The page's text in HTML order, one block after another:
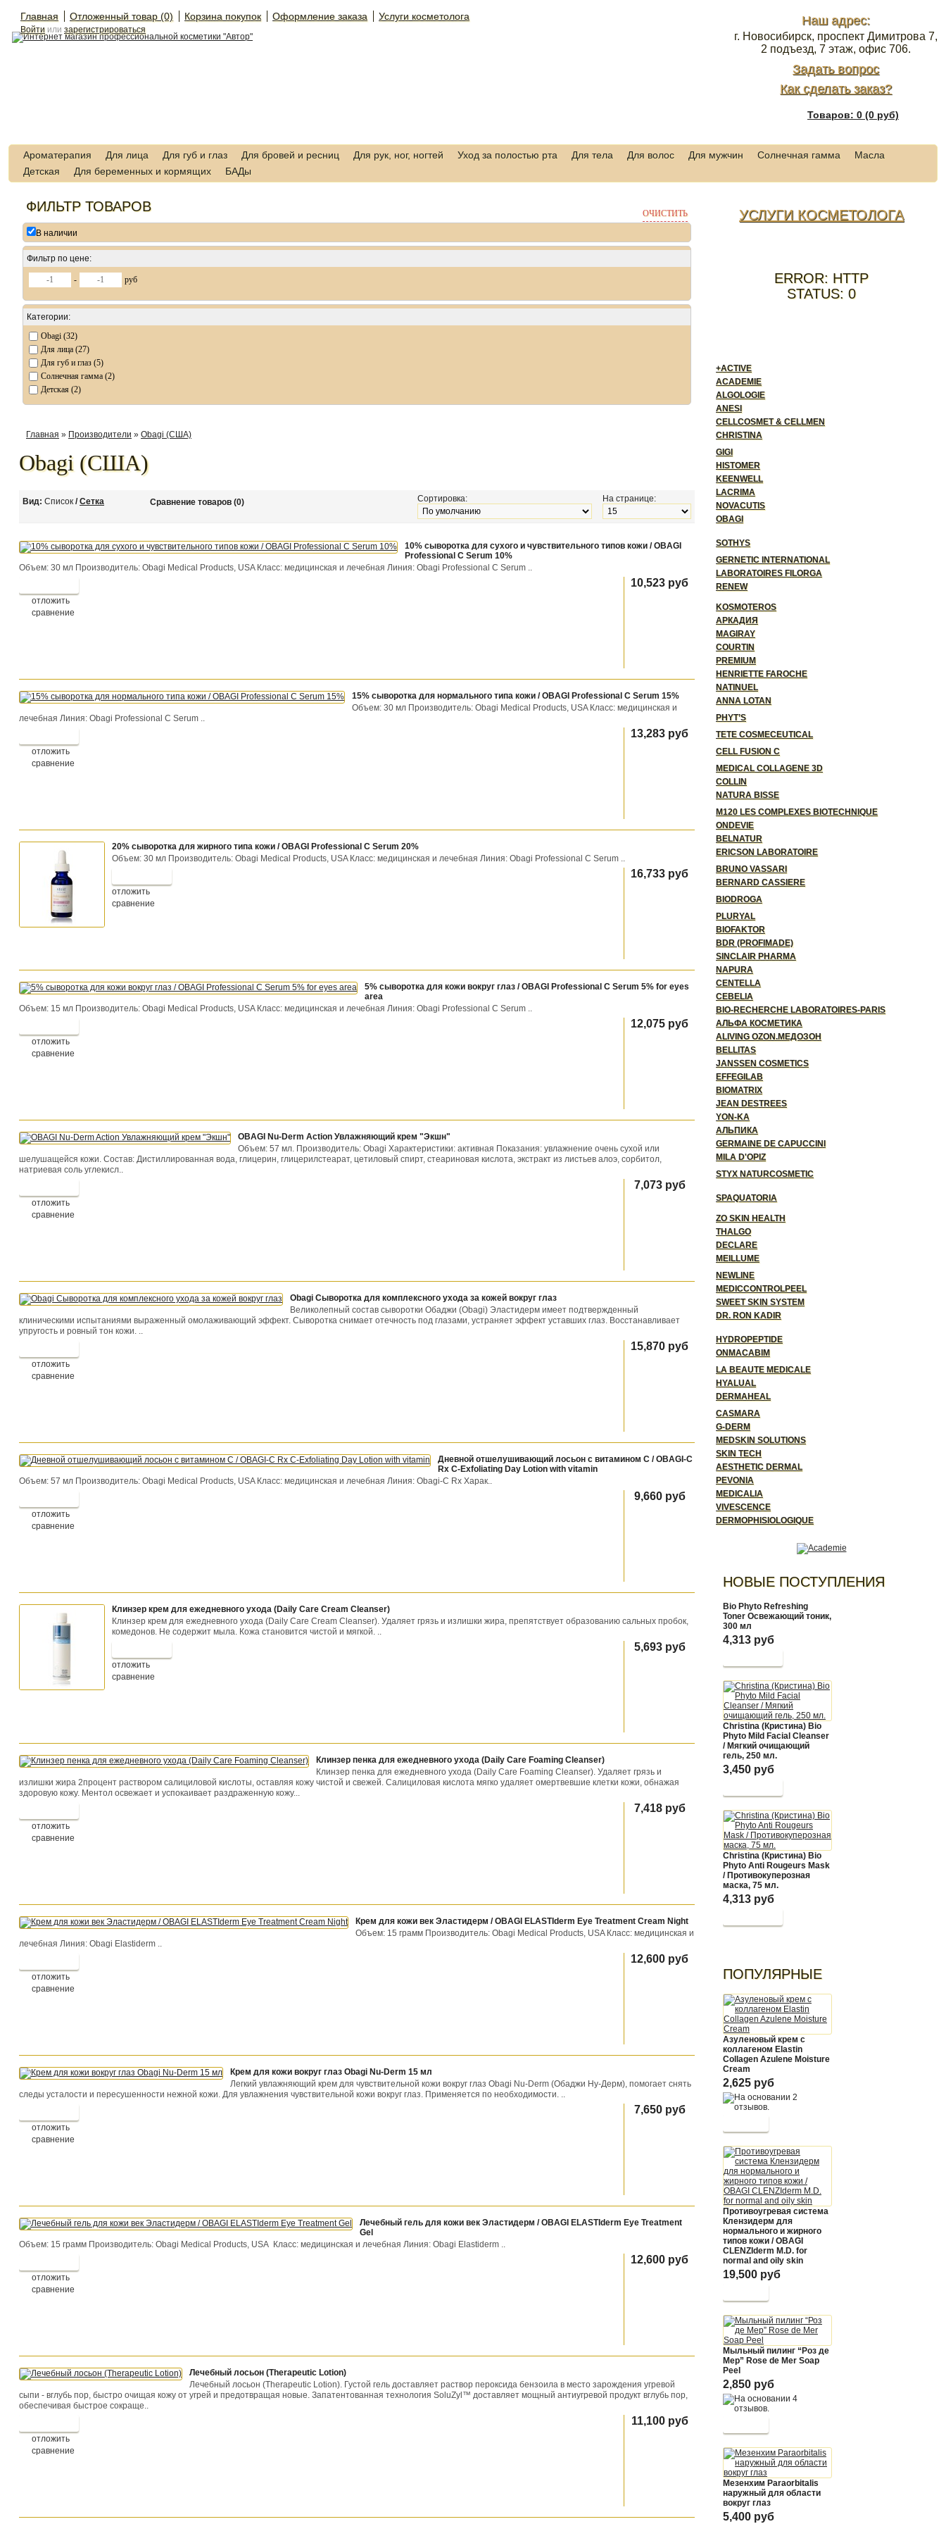
Товаров: 0 (0 руб)
Наш адрес:
г. Новосибирск, проспект Димитрова 7,
2 подъезд, 7 этаж, офис 706.
Задать вопрос
Как сделать заказ?
Войти или зарегистрироваться
Главная Отложенный товар (0) Корзина покупок Оформление заказа Услуги косметолога
Ароматерапия Для лица Для губ и глаз Для бровей и ресниц Для рук, ног, ногтей Уход за полостью рта Для тела Для волос Для мужчин Солнечная гамма
Масла
Детская
Для беременных и кормящих БАДы
ФИЛЬТР ТОВАРОВ
ОЧИСТИТЬ
В наличии
Фильтр по цене:
- руб
Категории:
Obagi (32)
Для лица (27)
Для губ и глаз (5)
Солнечная гамма (2)
Детская (2)
Главная » Производители » Obagi (США)
Obagi (США)
Вид: Список / Сетка На странице:
Сравнение товаров (0) Сортировка:
10% сыворотка для сухого и чувствительного типов кожи / OBAGI
Professional C Serum 10%
Объем: 30 мл Производитель: Obagi Medical Products, USA Класс: медицинская и лечебная Линия: Obagi Professional C Serum ..
10,523 руб
отложить
сравнение
15% сыворотка для нормального типа кожи / OBAGI Professional C Serum 15%
Объем: 30 мл Производитель: Obagi Medical Products, USA Класс: медицинская и
лечебная Линия: Obagi Professional C Serum ..
13,283 руб
отложить
сравнение
20% сыворотка для жирного типа кожи / OBAGI Professional C Serum 20%
Объем: 30 мл Производитель: Obagi Medical Products, USA Класс: медицинская и лечебная Линия: Obagi Professional C Serum ..
16,733 руб
отложить
сравнение
5% сыворотка для кожи вокруг глаз / OBAGI Professional C Serum 5% for eyes
area
Объем: 15 мл Производитель: Obagi Medical Products, USA Класс: медицинская и лечебная Линия: Obagi Professional C Serum ..
12,075 руб
отложить
сравнение
OBAGI Nu-Derm Action Увлажняющий крем "Экшн"
Объем: 57 мл. Производитель: Obagi Характеристики: активная Показания: увлажнение очень сухой или
шелушащейся кожи. Состав: Дистиллированная вода, глицерин, глицерилстеарат, цетиловый спирт, стеариновая кислота, экстракт из листьев алоэ, сорбитол,
натриевая соль углекисл..
7,073 руб
отложить
сравнение
Obagi Сыворотка для комплексного ухода за кожей вокруг глаз
Великолепный состав сыворотки Обаджи (Obagi) Эластидерм имеет подтвержденный
клиническими испытаниями выраженный омолаживающий эффект. Сыворотка снимает отечность под глазами, устраняет эффект уставших глаз. Восстанавливает
упругость и ровный тон кожи. ..
15,870 руб
отложить
сравнение
Дневной отшелушивающий лосьон с витамином С / OBAGI-C
Rx С-Exfoliating Day Lotion with vitamin
Объем: 57 мл Производитель: Obagi Medical Products, USA Класс: медицинская и лечебная Линия: Obagi-С Rx Харак..
9,660 руб
отложить
сравнение
Клинзер крем для ежедневного ухода (Daily Care Cream Cleanser)
Клинзер крем для ежедневного ухода (Daily Care Cream Cleanser). Удаляет грязь и излишки жира, препятствует образованию сальных пробок,
комедонов. Не содержит мыла. Кожа становится чистой и мягкой. ..
5,693 руб
отложить
сравнение
Клинзер пенка для ежедневного ухода (Daily Care Foaming Cleanser)
Клинзер пенка для ежедневного ухода (Daily Care Foaming Cleanser). Удаляет грязь и
излишки жира 2процент раствором салициловой кислоты, оставляя кожу чистой и свежей. Салициловая кислота мягко удаляет омертвевшие клетки кожи, обнажая
здоровую кожу. Ментол освежает и успокаивает раздраженную кожу...
7,418 руб
отложить
сравнение
Крем для кожи век Эластидерм / OBAGI ELASTIderm Eye Treatment Cream Night
Объем: 15 грамм Производитель: Obagi Medical Products, USA Класс: медицинская и
лечебная Линия: Obagi Elastiderm ..
12,600 руб
отложить
сравнение
Крем для кожи вокруг глаз Obagi Nu-Derm 15 мл
Легкий увлажняющий крем для чувствительной кожи вокруг глаз Obagi Nu-Derm (Обаджи Ну-Дерм), помогает снять
следы усталости и пересушенности нежной кожи. Для увлажнения чувствительной кожи вокруг глаз. Применяется по необходимости. ..
7,650 руб
отложить
сравнение
Лечебный гель для кожи век Эластидерм / OBAGI ELASTIderm Eye Treatment
Gel
Объем: 15 грамм Производитель: Obagi Medical Products, USA Класс: медицинская и лечебная Линия: Obagi Elastiderm ..
12,600 руб
отложить
сравнение
Лечебный лосьон (Therapeutic Lotion)
Лечебный лосьон (Therapeutic Lotion). Густой гель доставляет раствор пероксида бензоила в место зарождения угревой
сыпи - вглубь пор, быстро очищая кожу от угрей и предотвращая новые. Запатентованная технология SoluZyl™ доставляет мощный антиугревой продукт вглубь пор,
обеспечивая быстрое сокраще..
11,100 руб
отложить
сравнение
УСЛУГИ КОСМЕТОЛОГА
ERROR: HTTP
STATUS: 0
+ACTIVE
ACADEMIE
ALGOLOGIE
ANESI
CELLCOSMET & CELLMEN
CHRISTINA
GIGI
HISTOMER
KEENWELL
LACRIMA
NOVACUTIS
OBAGI
SOTHYS
GERNETIC INTERNATIONAL
LABORATOIRES FILORGA
RENEW
KOSMOTEROS
АРКАДИЯ
MAGIRAY
COURTIN
PREMIUM
HENRIETTE FAROCHE
NATINUEL
ANNA LOTAN
PHYT’S
TETE COSMECEUTICAL
CELL FUSION C
MEDICAL COLLAGENE 3D
COLLIN
NATURA BISSE
M120 LES COMPLEXES BIOTECHNIQUE
ONDEVIE
BELNATUR
ERICSON LABORATOIRE
BRUNO VASSARI
BERNARD CASSIERE
BIODROGA
PLURYAL
BIOFAKTOR
BDR (PROFIMADE)
SINCLAIR PHARMA
NAPURA
CENTELLA
CEBELIA
BIO-RECHERCHE LABORATOIRES-PARIS
АЛЬФА КОСМЕТИКА
ALIVING OZON.МЕДОЗОН
BELLITAS
JANSSEN COSMETICS
EFFEGILAB
BIOMATRIX
JEAN DESTREES
YON-KA
АЛЬПИКА
GERMAINE DE CAPUCCINI
MILA D'OPIZ
STYX NATURCOSMETIC
SPAQUATORIA
ZO SKIN HEALTH
THALGO
DECLARE
MEILLUME
NEWLINE
MEDICCONTROLPEEL
SWEET SKIN SYSTEM
DR. RON KADIR
HYDROPEPTIDE
ONMACABIM
LA BEAUTE MEDICALE
HYALUAL
DERMAHEAL
CASMARA
G-DERM
MEDSKIN SOLUTIONS
SKIN TECH
AESTHETIC DERMAL
PEVONIA
MEDICALIA
VIVESCENCE
DERMOPHISIOLOGIQUE
НОВЫЕ ПОСТУПЛЕНИЯ
Bio Phyto Refreshing
Toner Освежающий тоник,
300 мл
4,313 руб
Christina (Кристина) Bio
Phyto Mild Facial Cleanser
/ Мягкий очищающий
гель, 250 мл.
3,450 руб
Christina (Кристина) Bio
Phyto Anti Rougeurs Mask
/ Противокуперозная
маска, 75 мл.
4,313 руб
ПОПУЛЯРНЫЕ
Азуленовый крем с
коллагеном Elastin
Collagen Azulene Moisture
Cream
2,625 руб
Противоугревая система
Клензидерм для
нормального и жирного
типов кожи / OBAGI
CLENZIderm M.D. for
normal and oily skin
19,500 руб
Мыльный пилинг “Роз де
Мер” Rose de Mer Soap
Peel
2,850 руб
Мезенхим Paraorbitalis
наружный для области
вокруг глаз
5,400 руб